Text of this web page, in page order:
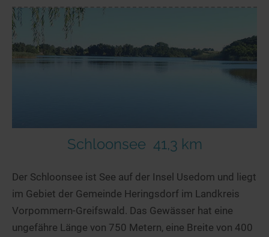
Schloonsee 41,3 km
Der Schloonsee ist See auf der Insel Usedom und liegt
im Gebiet der Gemeinde Heringsdorf im Landkreis
Vorpommern-Greifswald. Das Gewässer hat eine
ungefähre Länge von 750 Metern, eine Breite von 400